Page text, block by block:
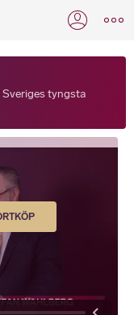
tyngsta